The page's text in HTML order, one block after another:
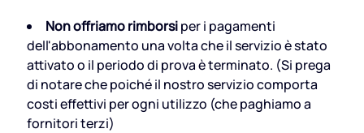
Non offriamo rimborsiper i pagamenti
dell'abbonamento una volta che il servizio è stato
attivato o il periodo di prova è terminato. (Si prega
di notare che poiché il nostro servizio comporta
costi effettivi per ogni utilizzo (che paghiamo a
fornitori terzi)